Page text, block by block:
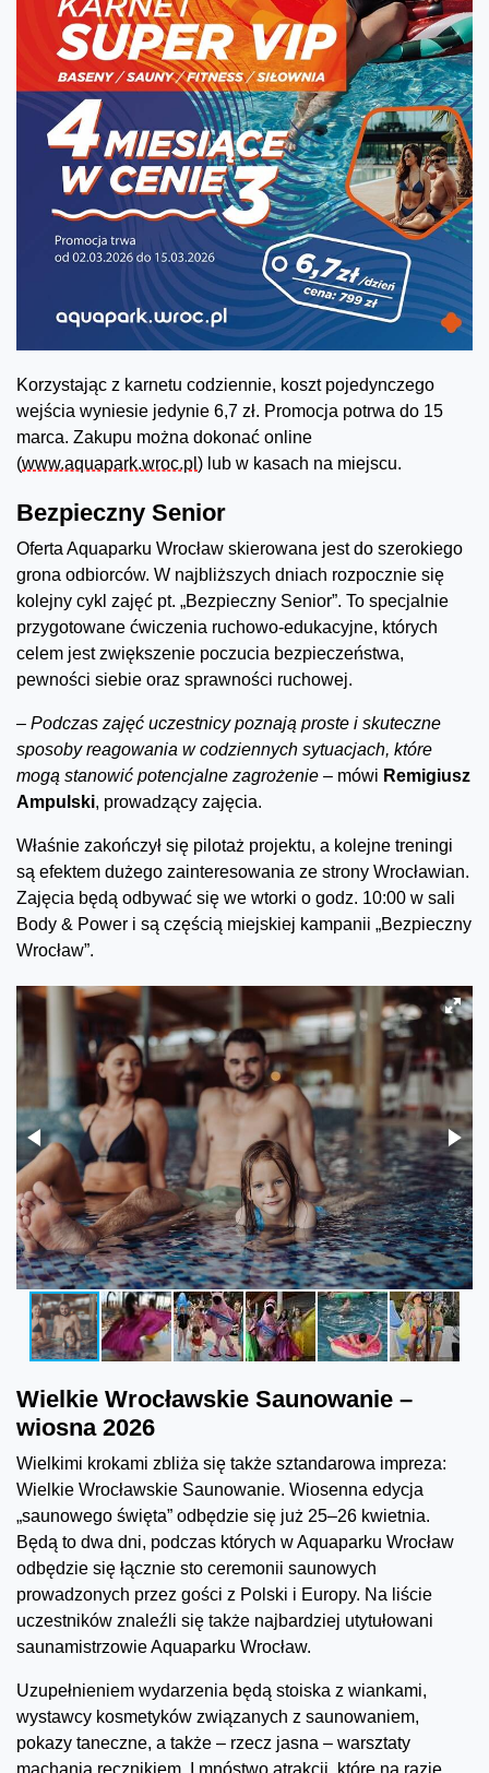
Korzystając z karnetu codziennie, koszt pojedynczego
wejścia wyniesie jedynie 6,7 zł. Promocja potrwa do 15
marca. Zakupu można dokonać online
(www.aquapark.wroc.pl ) lub w kasach na miejscu.
Bezpieczny Senior
Oferta Aquaparku Wrocław skierowana jest do szerokiego
grona odbiorców. W najbliższych dniach rozpocznie się
kolejny cykl zajęć pt. „Bezpieczny Senior”. To specjalnie
przygotowane ćwiczenia ruchowo-edukacyjne, których
celem jest zwiększenie poczucia bezpieczeństwa,
pewności siebie oraz sprawności ruchowej.
– Podczas zajęć uczestnicy poznają proste i skuteczne
sposoby reagowania w codziennych sytuacjach, które
mogą stanowić potencjalne zagrożenie – mówi Remigiusz
Ampulski, prowadzący zajęcia.
Właśnie zakończył się pilotaż projektu, a kolejne treningi
są efektem dużego zainteresowania ze strony Wrocławian.
Zajęcia będą odbywać się we wtorki o godz. 10:00 w sali
Body & Power i są częścią miejskiej kampanii „Bezpieczny
Wrocław”.
Wielkie Wrocławskie Saunowanie –
wiosna 2026
Wielkimi krokami zbliża się także sztandarowa impreza:
Wielkie Wrocławskie Saunowanie. Wiosenna edycja
„saunowego święta” odbędzie się już 25–26 kwietnia.
Będą to dwa dni, podczas których w Aquaparku Wrocław
odbędzie się łącznie sto ceremonii saunowych
prowadzonych przez gości z Polski i Europy. Na liście
uczestników znaleźli się także najbardziej utytułowani
saunamistrzowie Aquaparku Wrocław.
Uzupełnieniem wydarzenia będą stoiska z wiankami,
wystawcy kosmetyków związanych z saunowaniem,
pokazy taneczne, a także – rzecz jasna – warsztaty